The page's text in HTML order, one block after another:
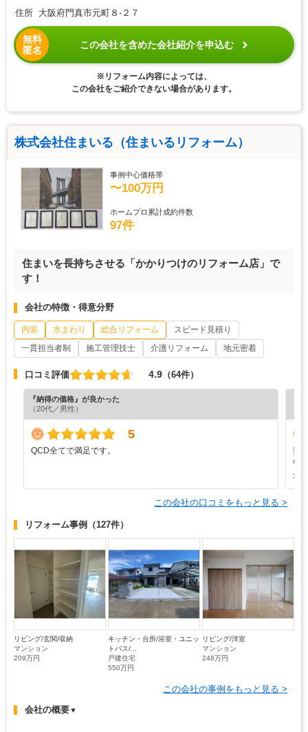
住所 大阪府門真市元町８-２７
無料
匿名
この会社を含めた会社紹介を申込む
※リフォーム内容によっては、
この会社をご紹介できない場合があります。
株式会社住まいる（住まいるリフォーム）
事例中心価格帯
〜100万円
ホームプロ累計成約件数
97件
住まいを長持ちさせる「かかりつけのリフォーム店」で
す！
会社の特徴・得意分野
内装 水まわり 総合リフォーム
スピード見積り
一貫担当者制
施工管理技士 介護リフォーム 地元密着
口コミ評価 4.9 （64件）
『納得の価格』が良かった
（20代／男性）
5
QCD全てで満足です。
契
い
少
この会社の口コミをもっと見る >
リフォーム事例 （127件）
リビング/玄関/収納
マンション
209万円
キッチン・台所/浴室・ユニッ
トバス/...
戸建住宅
550万円
リビング/洋室
マンション
246万円
この会社の事例をもっと見る >
会社の概要▼